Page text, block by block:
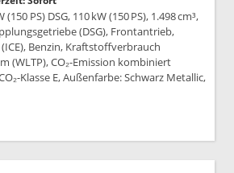
PS) DSG, 110 kW (150 PS), 1.498 cm³,
(DSG), Frontantrieb,
Benzin, Kraftstoffverbrauch
(WLTP), CO₂-Emission kombiniert
Klasse E, Außenfarbe: Schwarz Metallic,
Fahrzeugexposé drucken